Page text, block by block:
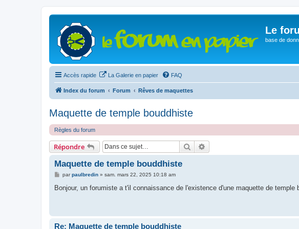
Le
base de
Accès rapide La Galerie en papier FAQ
Index du forum Forum Rêves de maquettes
Maquette de temple bouddhiste
Règles du forum
Répondre Rechercher
Maquette de temple bouddhiste
M
s
parpaulbredin» sam. mars 22, 2025 10:18 am
Bonjour, un forumiste a t'il connaissance de l'existence d'une maquette de temple
Re: Maquette de temple bouddhiste